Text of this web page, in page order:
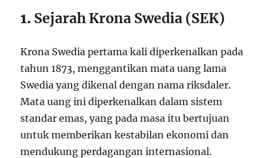
1. Sejarah Krona Swedia (SEK)
Krona Swedia pertama kali diperkenalkan pada
tahun 1873, menggantikan mata uang lama
Swedia yang dikenal dengan nama riksdaler.
Mata uang ini diperkenalkan dalam sistem
standar emas, yang pada masa itu bertujuan
untuk memberikan kestabilan ekonomi dan
mendukung perdagangan internasional.